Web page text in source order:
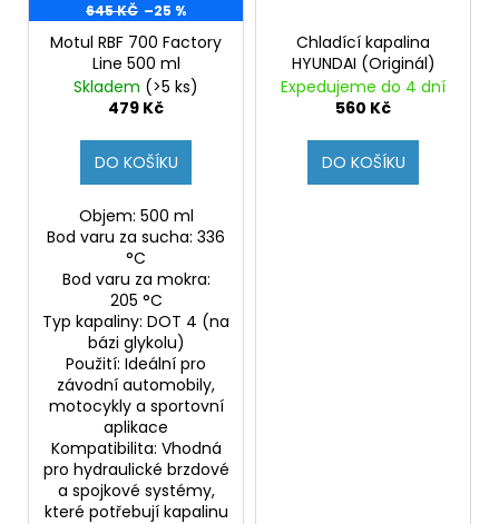
645 KČ –25 %
Motul RBF 700 Factory
Line 500 ml
Skladem (>5 ks)
479 Kč
DO KOŠÍKU
Objem: 500 ml
Bod varu za sucha: 336
°C
Bod varu za mokra:
205 °C
Typ kapaliny: DOT 4 (na
bázi glykolu)
Použití: Ideální pro
závodní automobily,
motocykly a sportovní
aplikace
Kompatibilita: Vhodná
pro hydraulické brzdové
a spojkové systémy,
které potřebují kapalinu
Chladící kapalina
HYUNDAI (Originál)
Expedujeme do 4 dní
560 Kč
DO KOŠÍKU